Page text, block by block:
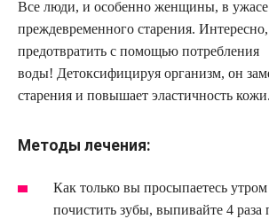
Все люди, и особенно женщины, в ужасе
преждевременного старения.
предотвратить с помощью потребления
воды! Детоксифицируя организм, он
старения и повышает эластичность кожи.
Методы лечения:
Как только вы просыпаетесь
почистить зубы, выпивайте 4